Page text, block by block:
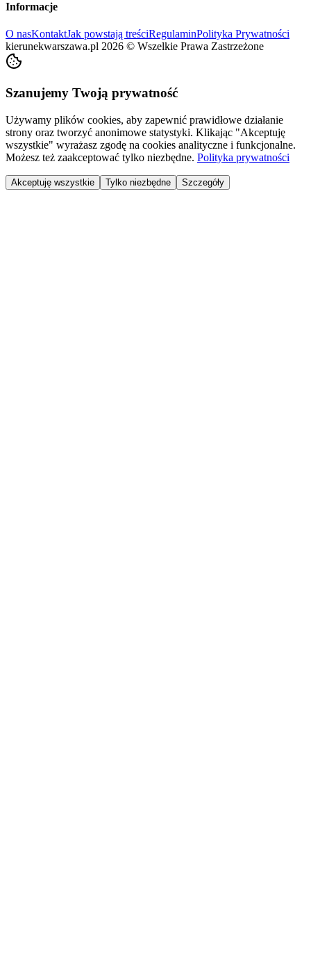
Informacje
O nasKontaktJak powstają treściRegulaminPolityka Prywatności
kierunekwarszawa.pl 2026 © Wszelkie Prawa Zastrzeżone
Szanujemy Twoją prywatność
Używamy plików cookies, aby zapewnić prawidłowe działanie
strony oraz tworzyć anonimowe statystyki. Klikając "Akceptuję
wszystkie" wyrażasz zgodę na cookies analityczne i funkcjonalne.
Możesz też zaakceptować tylko niezbędne. Polityka prywatności
Akceptuję wszystkie Tylko niezbędne Szczegóły